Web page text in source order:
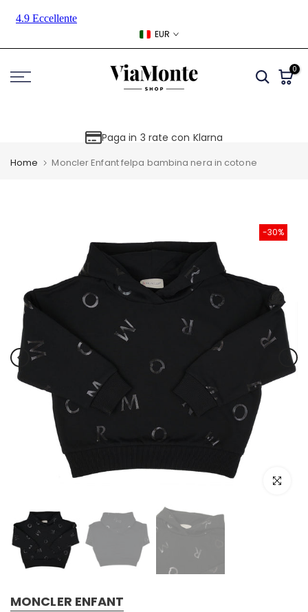
Skip
EUR
0
Paga in 3 rate con Klarna
Home Moncler Enfant felpa bambina nera in cotone
-30%
Click to
MONCLER ENFANT